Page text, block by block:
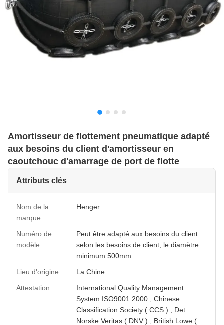
Amortisseur de flottement pneumatique adapté
aux besoins du client d'amortisseur en
caoutchouc d'amarrage de port de flotte
Attributs clés
Nom de la
marque:
Henger
Numéro de
modèle:
Peut être adapté aux besoins du client
selon les besoins de client, le diamètre
minimum 500mm
Lieu d'origine:
La Chine
Attestation:
International Quality Management
System ISO9001:2000 , Chinese
Classification Society ( CCS ) , Det
Norske Veritas ( DNV ) , British Lowe (